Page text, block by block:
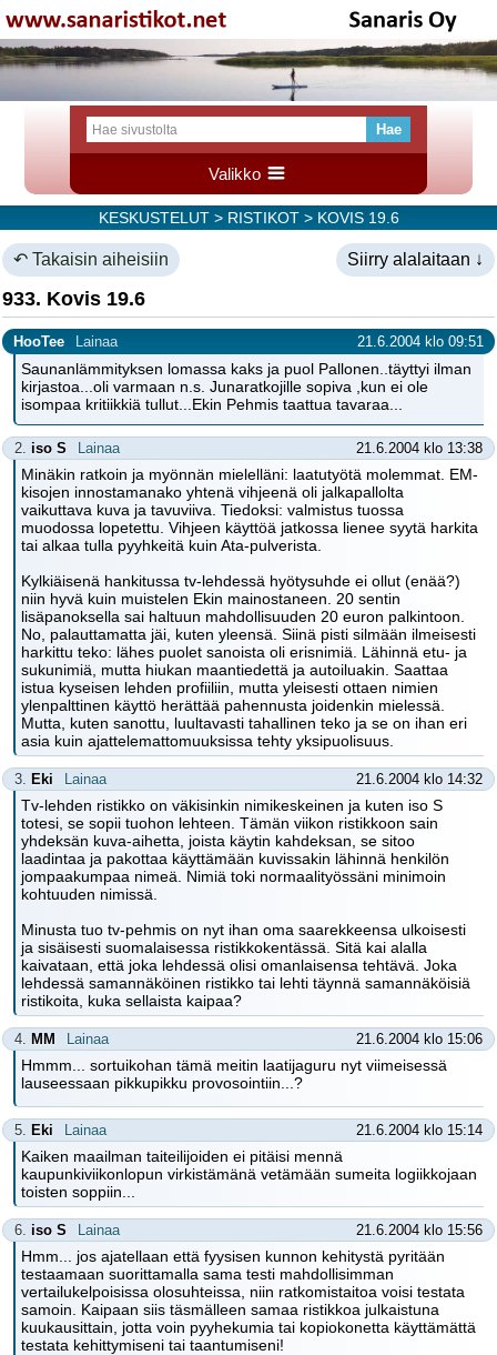
Valikko
KESKUSTELUT> RISTIKOT> KOVIS 19.6
↶ Takaisin aiheisiin Siirry alalaitaan ↓
933. Kovis 19.6
HooTee Lainaa 21.6.2004 klo 09:51
Saunanlämmityksen lomassa kaks ja puol Pallonen..täyttyi ilman
kirjastoa...oli varmaan n.s. Junaratkojille sopiva ,kun ei ole
isompaa kritiikkiä tullut...Ekin Pehmis taattua tavaraa...
2. iso S Lainaa 21.6.2004 klo 13:38
Minäkin ratkoin ja myönnän mielelläni: laatutyötä molemmat. EM-
kisojen innostamanako yhtenä vihjeenä oli jalkapallolta
vaikuttava kuva ja tavuviiva. Tiedoksi: valmistus tuossa
muodossa lopetettu. Vihjeen käyttöä jatkossa lienee syytä harkita
tai alkaa tulla pyyhkeitä kuin Ata-pulverista.
Kylkiäisenä hankitussa tv-lehdessä hyötysuhde ei ollut (enää?)
niin hyvä kuin muistelen Ekin mainostaneen. 20 sentin
lisäpanoksella sai haltuun mahdollisuuden 20 euron palkintoon.
No, palauttamatta jäi, kuten yleensä. Siinä pisti silmään ilmeisesti
harkittu teko: lähes puolet sanoista oli erisnimiä. Lähinnä etu- ja
sukunimiä, mutta hiukan maantiedettä ja autoiluakin. Saattaa
istua kyseisen lehden profiiliin, mutta yleisesti ottaen nimien
ylenpalttinen käyttö herättää pahennusta joidenkin mielessä.
Mutta, kuten sanottu, luultavasti tahallinen teko ja se on ihan eri
asia kuin ajattelemattomuuksissa tehty yksipuolisuus.
3. Eki Lainaa 21.6.2004 klo 14:32
Tv-lehden ristikko on väkisinkin nimikeskeinen ja kuten iso S
totesi, se sopii tuohon lehteen. Tämän viikon ristikkoon sain
yhdeksän kuva-aihetta, joista käytin kahdeksan, se sitoo
laadintaa ja pakottaa käyttämään kuvissakin lähinnä henkilön
jompaakumpaa nimeä. Nimiä toki normaalityössäni minimoin
kohtuuden nimissä.
Minusta tuo tv-pehmis on nyt ihan oma saarekkeensa ulkoisesti
ja sisäisesti suomalaisessa ristikkokentässä. Sitä kai alalla
kaivataan, että joka lehdessä olisi omanlaisensa tehtävä. Joka
lehdessä samannäköinen ristikko tai lehti täynnä samannäköisiä
ristikoita, kuka sellaista kaipaa?
4. MM Lainaa 21.6.2004 klo 15:06
Hmmm... sortuikohan tämä meitin laatijaguru nyt viimeisessä
lauseessaan pikkupikku provosointiin...?
5. Eki Lainaa 21.6.2004 klo 15:14
Kaiken maailman taiteilijoiden ei pitäisi mennä
kaupunkiviikonlopun virkistämänä vetämään sumeita logiikkojaan
toisten soppiin...
6. iso S Lainaa 21.6.2004 klo 15:56
Hmm... jos ajatellaan että fyysisen kunnon kehitystä pyritään
testaamaan suorittamalla sama testi mahdollisimman
vertailukelpoisissa olosuhteissa, niin ratkomistaitoa voisi testata
samoin. Kaipaan siis täsmälleen samaa ristikkoa julkaistuna
kuukausittain, jotta voin pyyhekumia tai kopiokonetta käyttämättä
testata kehittymiseni tai taantumiseni!